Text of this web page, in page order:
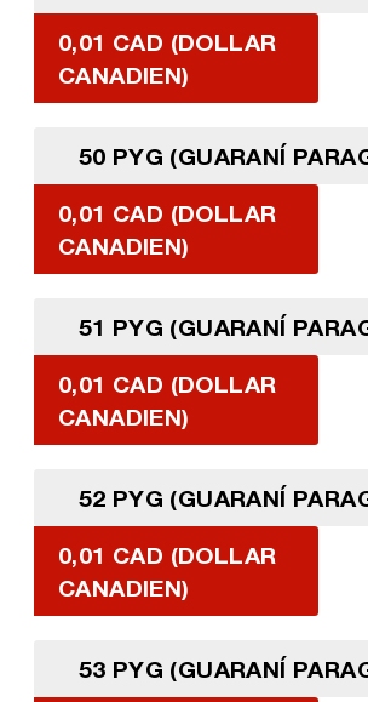
0,01 CAD (DOLLAR
CANADIEN)
50 PYG (GUARANÍ
0,01 CAD (DOLLAR
CANADIEN)
51 PYG (GUARANÍ
0,01 CAD (DOLLAR
CANADIEN)
52 PYG (GUARANÍ
0,01 CAD (DOLLAR
CANADIEN)
53 PYG (GUARANÍ